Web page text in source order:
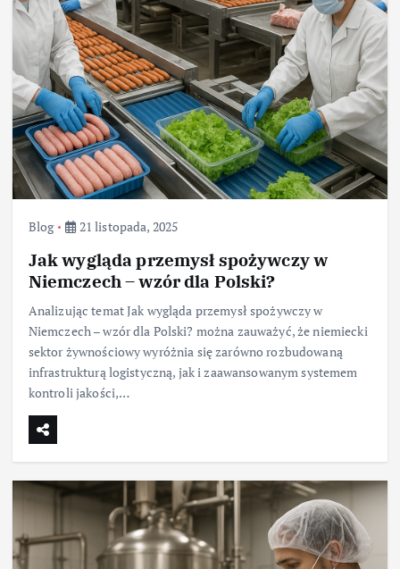
Blog 21 listopada, 2025
Jak wygląda przemysł spożywczy w
Niemczech – wzór dla Polski?
Analizując temat Jak wygląda przemysł spożywczy w
Niemczech – wzór dla Polski? można zauważyć, że niemiecki
sektor żywnościowy wyróżnia się zarówno rozbudowaną
infrastrukturą logistyczną, jak i zaawansowanym systemem
kontroli jakości,…